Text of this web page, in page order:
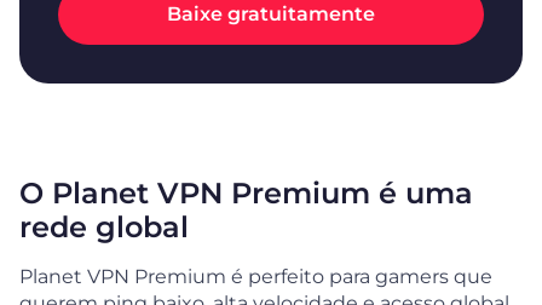
Baixe gratuitamente
O Planet VPN Premium é uma
rede global
Planet VPN Premium é perfeito para gamers que